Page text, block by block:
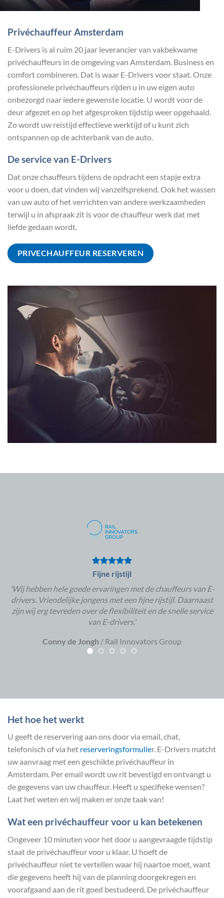
Privéchauffeur Amsterdam
E-Drivers is al ruim 20 jaar leverancier van vakbekwame
privéchauffeurs in de omgeving van Amsterdam. Business en
comfort combineren. Dat is waar E-Drivers voor staat. Onze
professionele privéchauffeurs rijden u in uw eigen auto
onbezorgd naar iedere gewenste locatie. U wordt voor de
deur afgezet en op het afgesproken tijdstip weer opgehaald.
Zo wordt uw reistijd effectieve werktijd of u kunt zich
ontspannen op de achterbank van de auto.
De service van E-Drivers
Dat onze chauffeurs tijdens de opdracht een stapje extra
voor u doen, dat vinden wij vanzelfsprekend. Ook het wassen
van uw auto of het verrichten van andere werkzaamheden
terwijl u in afspraak zit is voor de chauffeur werk dat met
liefde gedaan wordt.
PRIVECHAUFFEUR RESERVEREN
Fijne rijstijl
'Wij hebben hele goede ervaringen met de chauffeurs van E-
drivers. Vriendelijke jongens met een fijne rijstijl. Daarnaast
zijn wij erg tevreden over de flexibiliteit en de snelle service
van E-drivers.'
Conny de Jongh / Rail Innovators Group
Het hoe het werkt
U geeft de reservering aan ons door via email, chat,
telefonisch of via het reserveringsformulier. E-Drivers matcht
uw aanvraag met een geschikte privéchauffeur in
Amsterdam. Per email wordt uw rit bevestigd en ontvangt u
de gegevens van uw chauffeur. Heeft u specifieke wensen?
Laat het weten en wij maken er onze taak van!
Wat een privéchauffeur voor u kan betekenen
Ongeveer 10 minuten voor het door u aangevraagde tijdstip
staat de privéchauffeur voor u klaar. U hoeft de
privéchauffeur niet te vertellen waar hij naartoe moet, want
die gegevens heeft hij van de planning doorgekregen en
voorafgaand aan de rit goed bestudeerd. De privéchauffeur